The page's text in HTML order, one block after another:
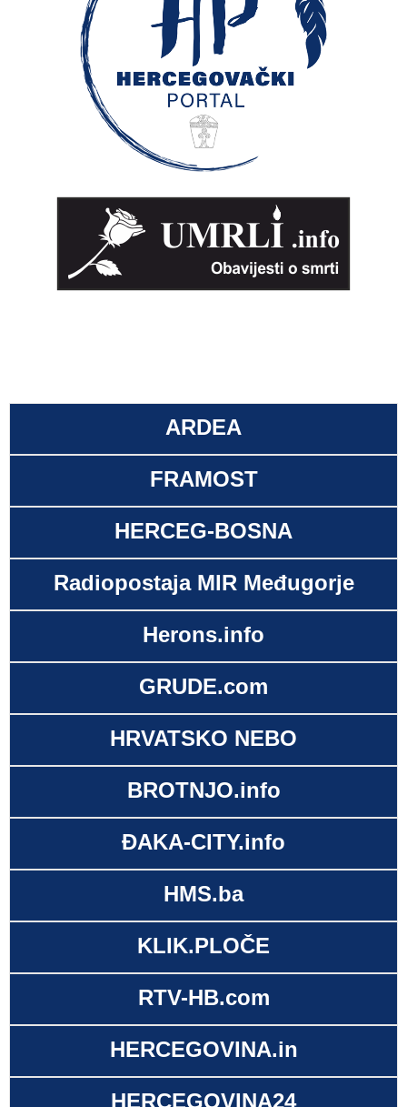
ARDEA
FRAMOST
HERCEG-BOSNA
Radiopostaja MIR Međugorje
Herons.info
GRUDE.com
HRVATSKO NEBO
BROTNJO.info
ĐAKA-CITY.info
HMS.ba
KLIK.PLOČE
RTV-HB.com
HERCEGOVINA.in
HERCEGOVINA24